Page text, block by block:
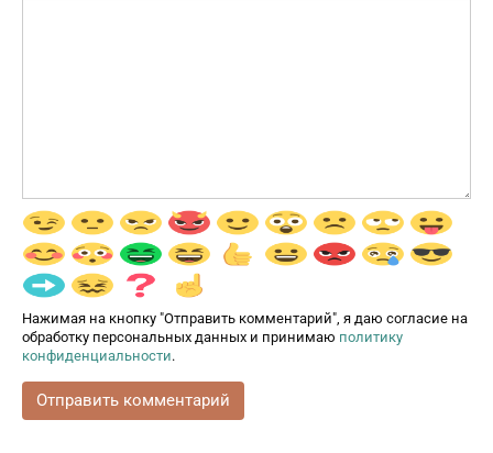
Нажимая на кнопку "Отправить комментарий", я даю согласие на
обработку персональных данных и принимаю политику
конфиденциальности.